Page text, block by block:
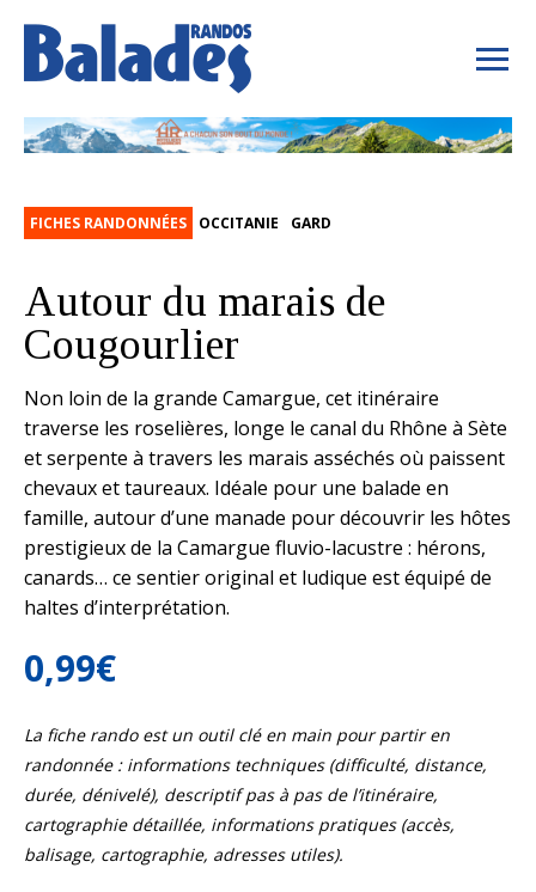
FICHES RANDONNÉES OCCITANIE GARD
Autour du marais de
Cougourlier
Non loin de la grande Camargue, cet itinéraire
traverse les roselières, longe le canal du Rhône à Sète
et serpente à travers les marais asséchés où paissent
chevaux et taureaux. Idéale pour une balade en
famille, autour d’une manade pour découvrir les hôtes
prestigieux de la Camargue fluvio-lacustre : hérons,
canards… ce sentier original et ludique est équipé de
haltes d’interprétation.
0,99€
La fiche rando est un outil clé en main pour partir en
randonnée : informations techniques (difficulté, distance,
durée, dénivelé), descriptif pas à pas de l’itinéraire,
cartographie détaillée, informations pratiques (accès,
balisage, cartographie, adresses utiles).